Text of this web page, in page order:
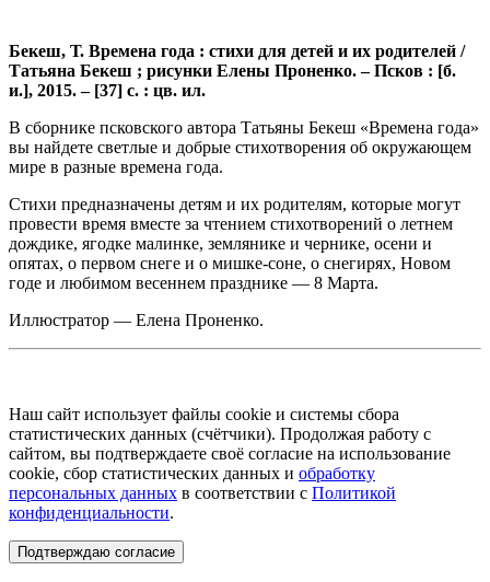
Бекеш, Т. Времена года : стихи для детей и их родителей /
Татьяна Бекеш ; рисунки Елены Проненко. – Псков : [б.
и.], 2015. – [37] с. : цв. ил.
В сборнике псковского автора Татьяны Бекеш «Времена года»
вы найдете светлые и добрые стихотворения об окружающем
мире в разные времена года.
Стихи предназначены детям и их родителям, которые могут
провести время вместе за чтением стихотворений о летнем
дождике, ягодке малинке, землянике и чернике, осени и
опятах, о первом снеге и о мишке-соне, о снегирях, Новом
годе и любимом весеннем празднике — 8 Марта.
Иллюстратор — Елена Проненко.
Наш сайт использует файлы cookie и системы сбора
статистических данных (счётчики). Продолжая работу с
сайтом, вы подтверждаете своё согласие на использование
cookie, сбор статистических данных и обработку
персональных данных в соответствии с Политикой
конфиденциальности.
Подтверждаю согласие